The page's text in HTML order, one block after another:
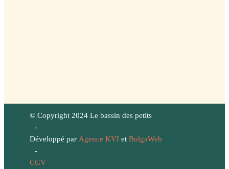
© Copyright 2024 Le bassin des petits
-
Développé par Agence KVIet BulgaWeb
-
CGV